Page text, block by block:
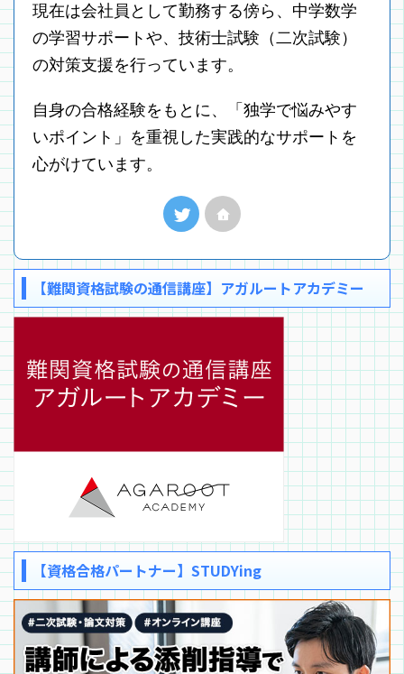
現在は会社員として勤務する傍ら、中学数学
の学習サポートや、技術士試験（二次試験）
の対策支援を行っています。
自身の合格経験をもとに、「独学で悩みやす
いポイント」を重視した実践的なサポートを
心がけています。
【難関資格試験の通信講座】アガルートアカデミー
【資格合格パートナー】STUDYing